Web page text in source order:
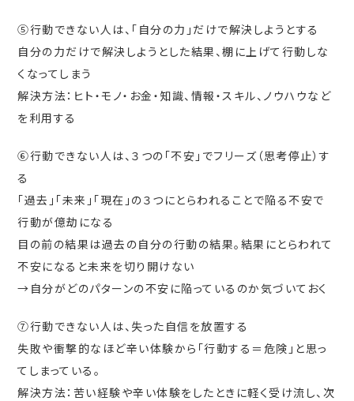
⑤行動できない人は、「自分の力」だけで解決しようとする
自分の力だけで解決しようとした結果、棚に上げて行動しな
くなってしまう
解決方法：ヒト・モノ・お金・知識、情報・スキル、ノウハウなど
を利用する
⑥行動できない人は、３つの「不安」でフリーズ（思考停止）す
る
「過去」「未来」「現在」の３つにとらわれることで陥る不安で
行動が億劫になる
目の前の結果は過去の自分の行動の結果。結果にとらわれて
不安になると未来を切り開けない
→自分がどのパターンの不安に陥っているのか気づいておく
⑦行動できない人は、失った自信を放置する
失敗や衝撃的なほど辛い体験から「行動する＝危険」と思っ
てしまっている。
解決方法：苦い経験や辛い体験をしたときに軽く受け流し、次